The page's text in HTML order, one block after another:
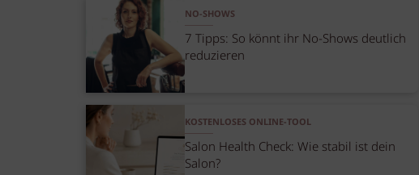
NO-SHOWS
7 Tipps: So könnt ihr No-Shows deutlich
reduzieren
KOSTENLOSES ONLINE-TOOL
Salon Health Check: Wie stabil ist dein
Salon?